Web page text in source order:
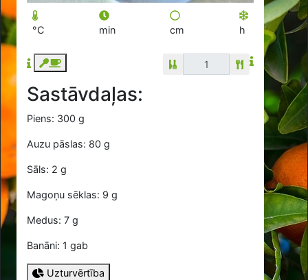
°C min cm h
Sastāvdaļas:
Piens: 300 g
Auzu pāslas: 80 g
Sāls: 2 g
Magoņu sēklas: 9 g
Medus: 7 g
Banāni: 1 gab
Uzturvērtība